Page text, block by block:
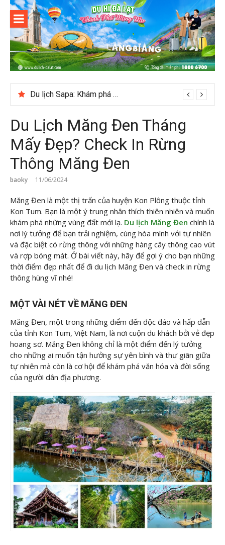
Skip
content
Du lịch Đà
Lạt
Du lịch Sapa: Khám phá bản Ý Linh Hồ độc đáo giữa Tây Bắc
Du Lịch Măng Đen Tháng
Mấy Đẹp? Check In Rừng
Thông Măng Đen
baoky 11/06/2024
Măng Đen là một thị trấn của huyện Kon Plông thuộc tỉnh
Kon Tum. Bạn là một ý trung nhân thích thiên nhiên và muốn
khám phá những vùng đất mới lạ. Du lịch Măng Đen chính là
nơi lý tưởng để bạn trải nghiệm, cùng hòa mình với tự nhiên
và đặc biệt có rừng thông với những hàng cây thông cao vút
và rợp bóng mát. Ở bài viết này, hãy để gợi ý cho bạn những
thời điểm đẹp nhất để đi du lịch Măng Đen và check in rừng
thông hùng vĩ nhé!
MỘT VÀI NÉT VỀ MĂNG ĐEN
Măng Đen, một trong những điểm đến độc đáo và hấp dẫn
của tỉnh Kon Tum, Việt Nam, là nơi cuộn du khách bởi vẻ đẹp
hoang sơ. Măng Đen không chỉ là một điểm đến lý tưởng
cho những ai muốn tận hưởng sự yên bình và thư giãn giữa
tự nhiên mà còn là cơ hội để khám phá văn hóa và đời sống
của người dân địa phương.